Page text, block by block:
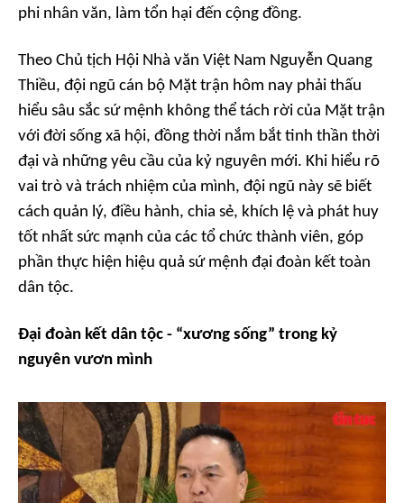
phi nhân văn, làm tổn hại đến cộng đồng.
Theo Chủ tịch Hội Nhà văn Việt Nam Nguyễn Quang
Thiều, đội ngũ cán bộ Mặt trận hôm nay phải thấu
hiểu sâu sắc sứ mệnh không thể tách rời của Mặt trận
với đời sống xã hội, đồng thời nắm bắt tinh thần thời
đại và những yêu cầu của kỷ nguyên mới. Khi hiểu rõ
vai trò và trách nhiệm của mình, đội ngũ này sẽ biết
cách quản lý, điều hành, chia sẻ, khích lệ và phát huy
tốt nhất sức mạnh của các tổ chức thành viên, góp
phần thực hiện hiệu quả sứ mệnh đại đoàn kết toàn
dân tộc.
Đại đoàn kết dân tộc - “xương sống” trong kỷ
nguyên vươn mình